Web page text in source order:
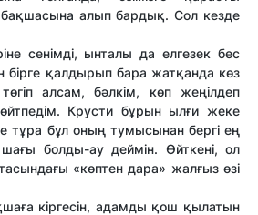
алып бардық. Сол кезде
сенімді, ынталы да елгезек бес
бірге қалдырып бара жатқанда көз
алсам, бәлкім, көп жеңілдеп
Крусти бұрын ылғи жеке
тұра бұл оның тумысынан бергі ең
болды-ау деймін. Өйткені, ол
«көптен дара» жалғыз өзі
кіргесін, адамды қош қылатын